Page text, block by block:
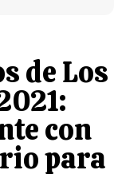
de Los
con
para